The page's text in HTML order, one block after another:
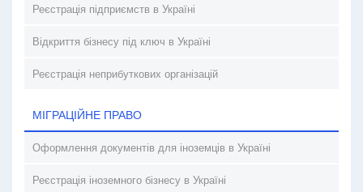
Реєстрація підприємств в Україні
Відкриття бізнесу під ключ в Україні
Реєстрація неприбуткових організацій
МІГРАЦІЙНЕ ПРАВО
Оформлення документів для іноземців в Україні
Реєстрація іноземного бізнесу в Україні